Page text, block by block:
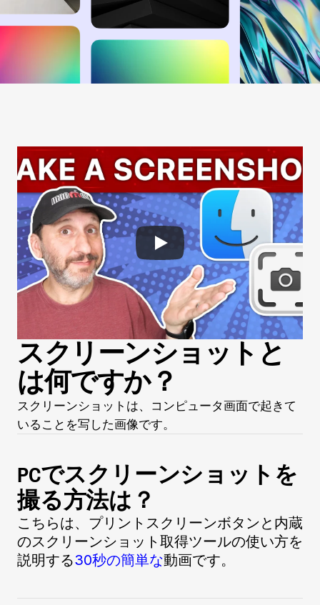
スクリーンショットと
は何ですか？
スクリーンショットは、コンピュータ画面で起きて
いることを写した画像です。
PCでスクリーンショットを
撮る方法は？
こちらは、プリントスクリーンボタンと内蔵
のスクリーンショット取得ツールの使い方を
説明する30秒の簡単な動画です。